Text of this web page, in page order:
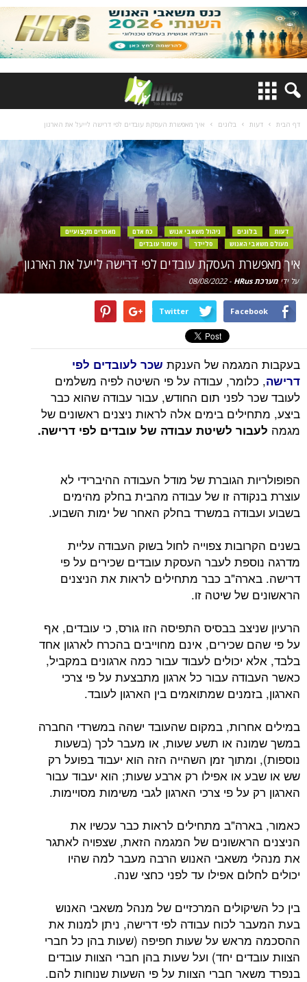
דף הבית דעות בלוגים איך מאפשרת העסקת עובדים לפי דרישה לייעל את הארגון
דעות בלוגים ניהול משאבי אנוש כח אדם
מאמרים מקצועיים
מעולם משאבי האנוש
סליידר שימור עובדים
איך מאפשרת העסקת עובדים לפי דרישה לייעל את הארגון
על ידימערכת HRus -
08/08/2022
Facebook
Twitter
בעקבות המגמה של הענקת שכר לעובדים לפי
דרישה, כלומר, עבודה על פי השיטה לפיה משלמים
לעובד שכר לפני תום החודש, עבור עבודה שהוא כבר
ביצע, מתחילים בימים אלה לראות ניצנים ראשונים של
מגמה לעבור לשיטת עבודה של עובדים לפי דרישה.
הפופולריות הגוברת של מודל העבודה ההיברידי לא
עוצרת בנקודה זו של עבודה מהבית בחלק מהימים
בשבוע ועבודה במשרד בחלק האחר של ימות השבוע.
בשנים הקרובות צפוייה לחול בשוק העבודה עליית
מדרגה נוספת לעבר העסקת עובדים שכירים על פי
דרישה. בארה"ב כבר מתחילים לראות את הניצנים
הראשונים של שיטה זו.
הרעיון שניצב בבסיס התפיסה הזו גורס, כי עובדים, אף
על פי שהם שכירים, אינם מחוייבים בהכרח לארגון אחד
בלבד, אלא יכולים לעבוד עבור כמה ארגונים במקביל,
כאשר העבודה עבור כל ארגון מתבצעת על פי צרכי
הארגון, בזמנים שמתואמים בין הארגון לעובד.
במילים אחרות, במקום שהעובד ישהה במשרדי החברה
במשך שמונה או תשע שעות, או מעבר לכך (בשעות
נוספות), ומתוך זמן השהייה הזה הוא יעבוד בפועל רק
שש או שבע או אפילו רק ארבע שעות; הוא יעבוד עבור
הארגון רק על פי צרכי הארגון לגבי משימות מסויימות.
כאמור, בארה"ב מתחילים לראות כבר עכשיו את
הניצנים הראשונים של המגמה הזאת, שצפויה לאתגר
את מנהלי משאבי האנוש הרבה מעבר למה שהיו
יכולים לחלום אפילו עד לפני כחצי שנה.
בין כל השיקולים המרכזיים של מנהל משאבי האנוש
בעת המעבר לכוח עבודה לפי דרישה, ניתן למנות את
ההסכמה מראש על שעות חפיפה (שעות בהן כל חברי
הצוות עובדים יחד) ועל שעות בהן חברי הצוות עובדים
בנפרד משאר חברי הצוות על פי השעות שנוחות להם.